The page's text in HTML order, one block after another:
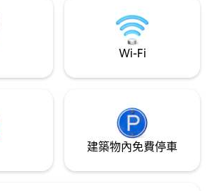
Wi-Fi
建築物內免費停車